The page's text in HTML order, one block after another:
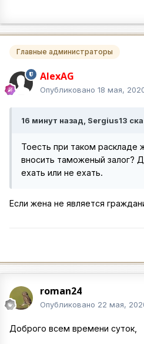
Главные администраторы
AlexAG
Опубликовано 18 мая,
16 минут назад, Sergius13
Тоесть при таком раскладе
вносить таможеный залог?
ехать или не ехать.
Если жена не является
roman24
Опубликовано 22 мая,
Доброго всем времени суток,